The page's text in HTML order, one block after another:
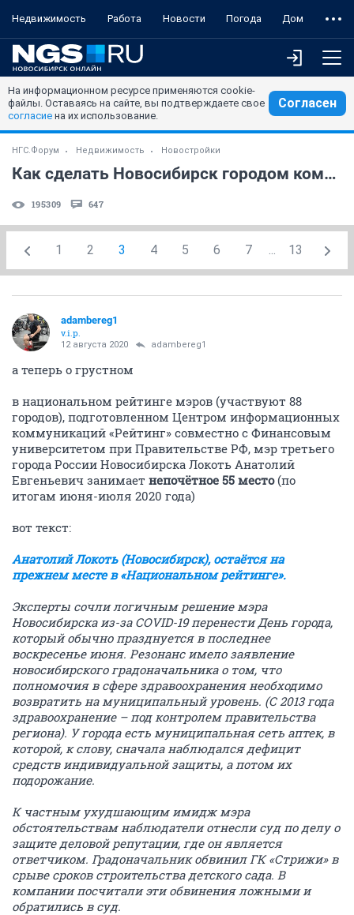
Недвижимость Работа Новости Погода Дом
На информационном ресурсе применяются cookie-
файлы. Оставаясь на сайте, вы подтверждаете свое
согласие на их использование.
Согласен
НГС.Форум Недвижимость Новостройки
Как сделать Новосибирск городом комфортным для жизни
195309 647
1 2 3 4 5 6 7 ... 13
adambereg1
v.i.p.
12 августа 2020 adambereg1
а теперь о грустном
в национальном рейтинге мэров (участвуют 88
городов), подготовленном Центром информационных
коммуникаций «Рейтинг» совместно с Финансовым
университетом при Правительстве РФ, мэр третьего
города России Новосибирска Локоть Анатолий
Евгеньевич занимает непочётное 55 место(по
итогам июня-июля 2020 года)
вот текст:
Анатолий Локоть (Новосибирск), остаётся на
прежнем месте в «Национальном рейтинге».
Эксперты сочли логичным решение мэра
Новосибирска из-за COVID-19 перенести День города,
который обычно празднуется в последнее
воскресенье июня. Резонанс имело заявление
новосибирского градоначальника о том, что
полномочия в сфере здравоохранения необходимо
возвратить на муниципальный уровень. (С 2013 года
здравоохранение – под контролем правительства
региона). У города есть муниципальная сеть аптек, в
которой, к слову, сначала наблюдался дефицит
средств индивидуальной защиты, а потом их
подорожание.
К частным ухудшающим имидж мэра
обстоятельствам наблюдатели отнесли суд по делу о
защите деловой репутации, где он является
ответчиком. Градоначальник обвинил ГК «Стрижи» в
срыве сроков строительства детского сада. В
компании посчитали эти обвинения ложными и
обратились в суд.